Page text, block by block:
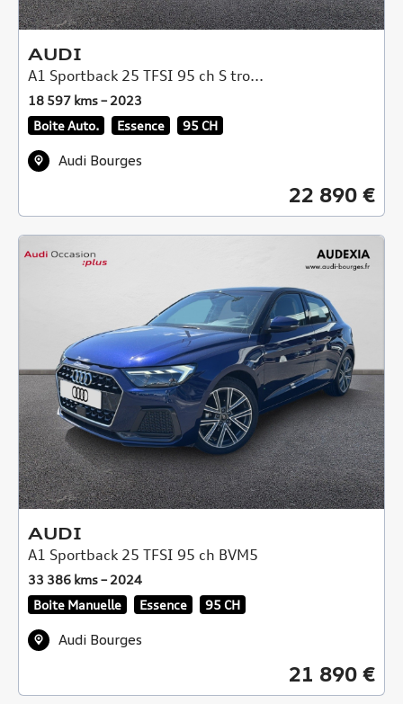
AUDI
A1 Sportback 25 TFSI 95 ch S tro...
18 597 kms – 2023
Boite Auto.
Essence 95 CH
Audi Bourges
22 890 €
AUDI
A1 Sportback 25 TFSI 95 ch BVM5
33 386 kms – 2024
Boite Manuelle
Essence 95 CH
Audi Bourges
21 890 €